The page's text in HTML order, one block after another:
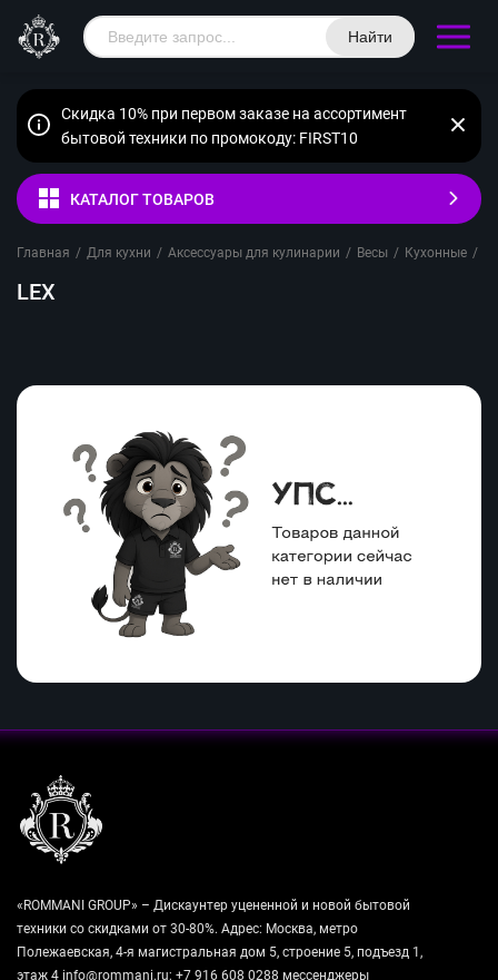
Найти
Скидка 10% при первом заказе на ассортимент
бытовой техники по промокоду: FIRST10
КАТАЛОГ ТОВАРОВ
Главная / Для кухни / Аксессуары для кулинарии / Весы / Кухонные /
LEX
«ROMMANI GROUP» – Дискаунтер уцененной и новой бытовой
техники со скидками от 30-80%. Адрес: Москва, метро
Полежаевская, 4-я магистральная дом 5, строение 5, подъезд 1,
этаж 4 info@rommani.ru; +7 916 608 0288 мессенджеры